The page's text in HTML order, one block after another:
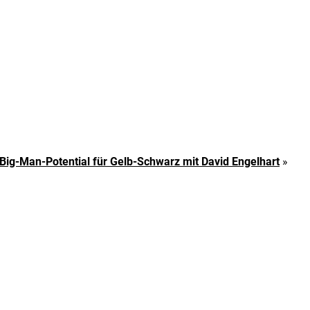
Big-Man-Potential für Gelb-Schwarz mit David Engelhart»